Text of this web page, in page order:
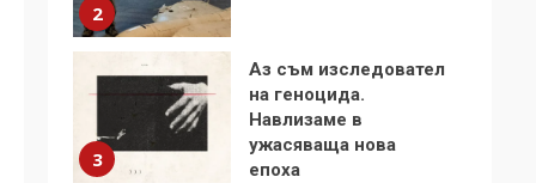
2
3
Аз съм изследовател
на геноцида.
Навлизаме в
ужасяваща нова
епоха